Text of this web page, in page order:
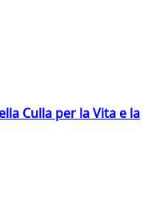
Culla per la Vita e la